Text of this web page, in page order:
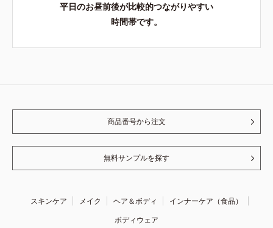
平日のお昼前後が比較的つながりやすい
時間帯です。
商品番号から注文
無料サンプルを探す
スキンケア メイク ヘア＆ボディ
インナーケア（食品）
ボディウェア